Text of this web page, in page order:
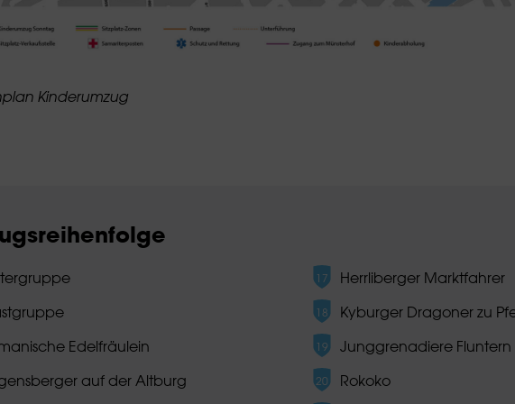
Kinderumzug
Edelfräulein
auf der Altburg
Herrliberger Marktfahrer
Kyburger Dragoner zu
Junggrenadiere Fluntern
Rokoko